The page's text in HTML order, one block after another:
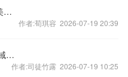
指挥棒没有国界：一场音乐会让中美青少年“听懂”彼此
作者:荀琪容 2026-07-19 20:39
全球媒体聚焦|中国在人形机器人领域抢占先机
作者:司徒竹露 2026-07-19 10:25